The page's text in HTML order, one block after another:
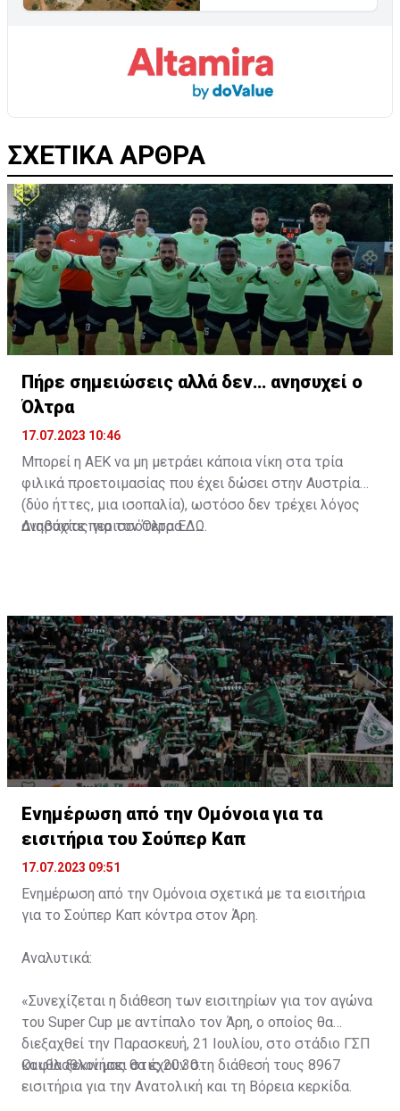
ΣΧΕΤΙΚΑ ΑΡΘΡΑ
Πήρε σημειώσεις αλλά δεν… ανησυχεί ο
Όλτρα
17.07.2023 10:46
Μπορεί η ΑΕΚ να μη μετράει κάποια νίκη στα τρία
φιλικά προετοιμασίας που έχει δώσει στην Αυστρία
(δύο ήττες, μια ισοπαλία), ωστόσο δεν τρέχει λόγος
ανησυχίας για τον Όλτρα.
Διαβάστε περισσότεραΕΔΩ.
Ενημέρωση από την Ομόνοια για τα
εισιτήρια του Σούπερ Καπ
17.07.2023 09:51
Ενημέρωση από την Ομόνοια σχετικά με τα εισιτήρια
για το Σούπερ Καπ κόντρα στον Άρη.
Αναλυτικά:
«Συνεχίζεται η διάθεση των εισιτηρίων για τον αγώνα
του Super Cup με αντίπαλο τον Άρη, ο οποίος θα
διεξαχθεί την Παρασκευή, 21 Ιουλίου, στο στάδιο ΓΣΠ
και θα ξεκινήσει στις 20:30.
Οι φίλαθλοί μας θα έχουν στη διάθεσή τους 8967
εισιτήρια για την Ανατολική και τη Βόρεια κερκίδα.